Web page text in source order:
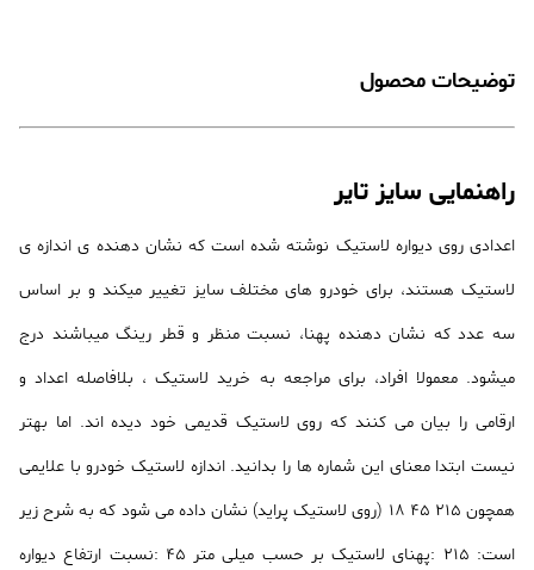
توضیحات محصول
راهنمایی سایز تایر
اعدادی روی دیواره لاستیک نوشته شده است که نشان دهنده ی اندازه ی
لاستیک هستند، برای خودرو های مختلف سایز تغییر میکند و بر اساس
سه عدد که نشان دهنده پهنا، نسبت منظر و قطر رینگ میباشند درج
میشود. معمولا افراد، برای مراجعه به خرید لاستیک ، بلافاصله اعداد و
ارقامی را بیان می کنند که روی لاستیک قدیمی خود دیده اند. اما بهتر
نیست ابتدا معنای این شماره ها را بدانید. اندازه لاستیک خودرو با علایمی
همچون 215 45 18 (روی لاستیک پراید) نشان داده می شود که به شرح زیر
است: 215 :پهنای لاستیک بر حسب میلی متر 45 :نسبت ارتفاع دیواره